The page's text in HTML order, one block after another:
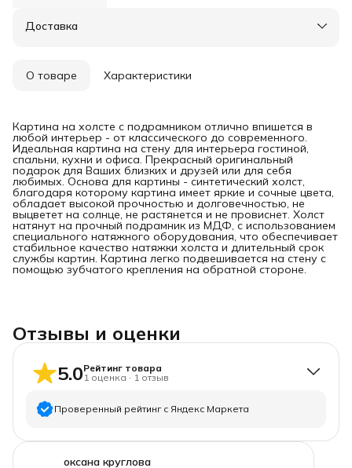
Доставка
О товаре Характеристики
Картина на холсте с подрамником отлично впишется в
любой интерьер - от классического до современного.
Идеальная картина на стену для интерьера гостиной,
спальни, кухни и офиса. Прекрасный оригинальный
подарок для Ваших близких и друзей или для себя
любимых. Основа для картины - синтетический холст,
благодаря которому картина имеет яркие и сочные цвета,
обладает высокой прочностью и долговечностью, не
выцветет на солнце, не растянется и не провиснет. Холст
натянут на прочный подрамник из МДФ, с использованием
специального натяжного оборудования, что обеспечивает
стабильное качество натяжки холста и длительный срок
службы картин. Картина легко подвешивается на стену с
помощью зубчатого крепления на обратной стороне.
Отзывы и оценки
5.0Рейтинг товара
1 оценка · 1 отзыв
Проверенный рейтинг с Яндекс Маркета
5 звёзд
1
оксана круглова